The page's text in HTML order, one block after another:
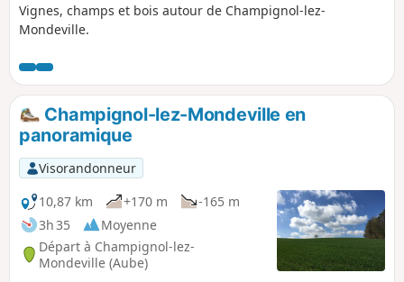
Vignes, champs et bois autour de Champignol-lez-
Mondeville.
Champignol-lez-Mondeville en
panoramique
Visorandonneur
10,87 km
+170 m
-165 m
3h 35
Moyenne
Départ à Champignol-lez-
Mondeville (Aube)